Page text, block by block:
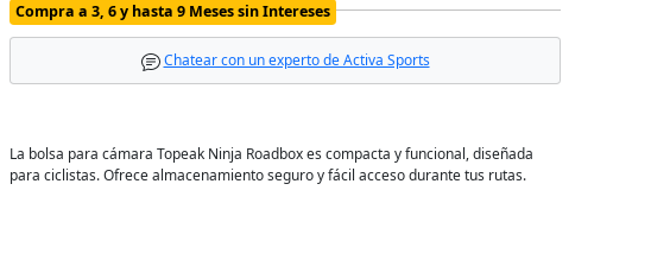
Compra a 3, 6 y hasta 9 Meses sin Intereses
Chatear con un experto de Activa Sports
La bolsa para cámara Topeak Ninja Roadbox es compacta y funcional, diseñada
para ciclistas. Ofrece almacenamiento seguro y fácil acceso durante tus rutas.